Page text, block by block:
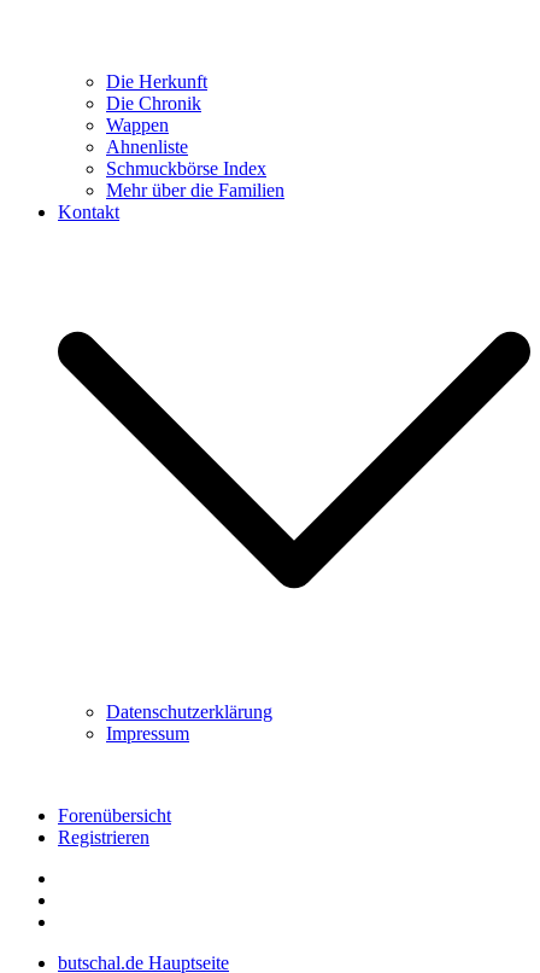
Die Herkunft
Die Chronik
Wappen
Ahnenliste
Schmuckbörse Index
Mehr über die Familien
Kontakt
Datenschutzerklärung
Impressum
Forenübersicht
Registrieren
butschal.de Hauptseite